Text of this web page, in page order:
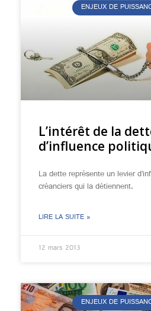
ENJEUX DE
L’intérêt de la
d’influence
La dette représente un levier
créanciers qui la détiennent.
LIRE LA SUITE »
12 mars 2013
ENJEUX DE